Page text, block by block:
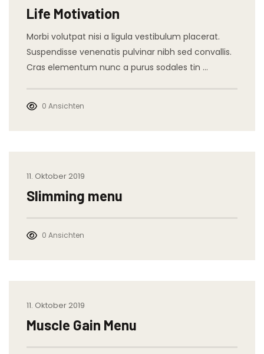
Life Motivation
Morbi volutpat nisi a ligula vestibulum placerat.
Suspendisse venenatis pulvinar nibh sed convallis.
Cras elementum nunc a purus sodales tin …
0 Ansichten
11. Oktober 2019
Slimming menu
0 Ansichten
11. Oktober 2019
Muscle Gain Menu